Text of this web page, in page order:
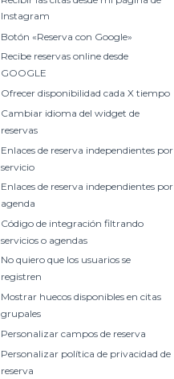
Instagram
Botón «Reserva con Google»
Recibe reservas online desde
GOOGLE
Ofrecer disponibilidad cada X tiempo
Cambiar idioma del widget de
reservas
Enlaces de reserva independientes por
servicio
Enlaces de reserva independientes por
agenda
Código de integración filtrando
servicios o agendas
No quiero que los usuarios se
registren
Mostrar huecos disponibles en citas
grupales
Personalizar campos de reserva
Personalizar política de privacidad de
reserva